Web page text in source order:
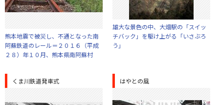
熊本地震で被災し、不通となった南
阿蘇鉄道のレール＝２０１６（平成
２８）年１０月、熊本県南阿蘇村
雄大な景色の中、大畑駅の「スイッ
チバック」を駆け上がる「いさぶろ
う」
くま川鉄道発車式 はやとの風